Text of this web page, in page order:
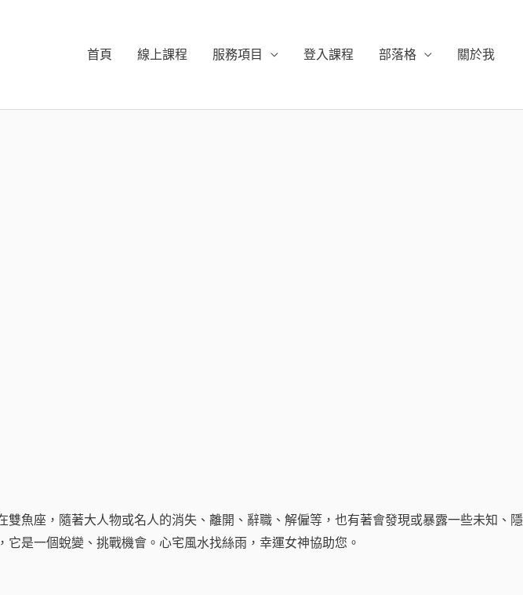
首頁 線上課程 服務項目 登入課程 部落格 關於我
魚座，隨著大人物或名人的消失、離開、辭職、解僱等，也有著會發現或暴露一些未知、隱
是一個蛻變、挑戰機會。心宅風水找絲雨，幸運女神協助您。